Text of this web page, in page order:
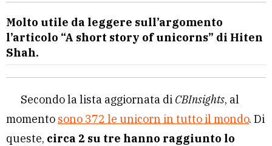
Molto utile da leggere sull’argomento
l’articolo “A short story of unicorns” di Hiten
Shah.
Secondo la lista aggiornata di CBInsights, al
momento sono 372 le unicorn in tutto il mondo. Di
queste, circa 2 su tre hanno raggiunto lo